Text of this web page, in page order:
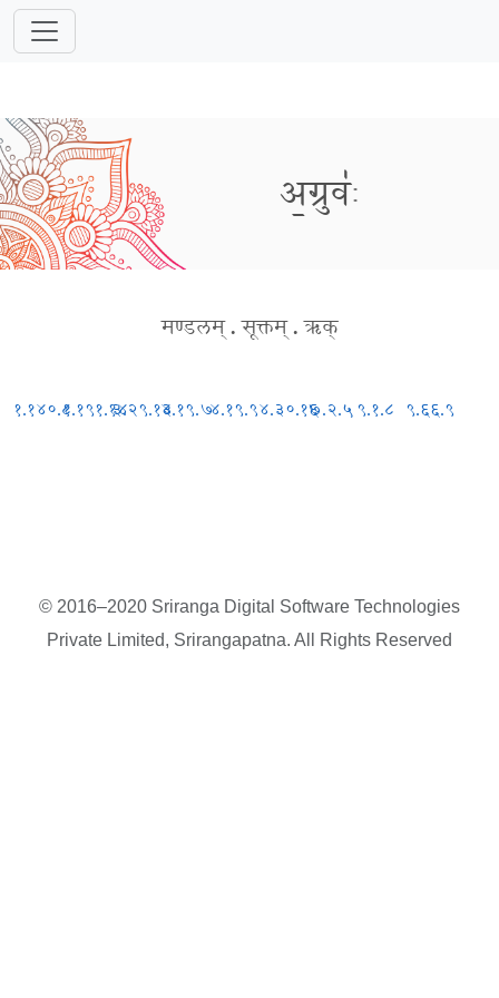
अ॒ग्रुवः॑
मण्डलम् . सूक्तम् . ऋक्
१.१४०.८१.१९१.१४३.२९.१३४.१९.७४.१९.९४.३०.१६७.२.५ ९.१.८ ९.६६.९
© 2016–2020 Sriranga Digital Software Technologies
Private Limited, Srirangapatna. All Rights Reserved